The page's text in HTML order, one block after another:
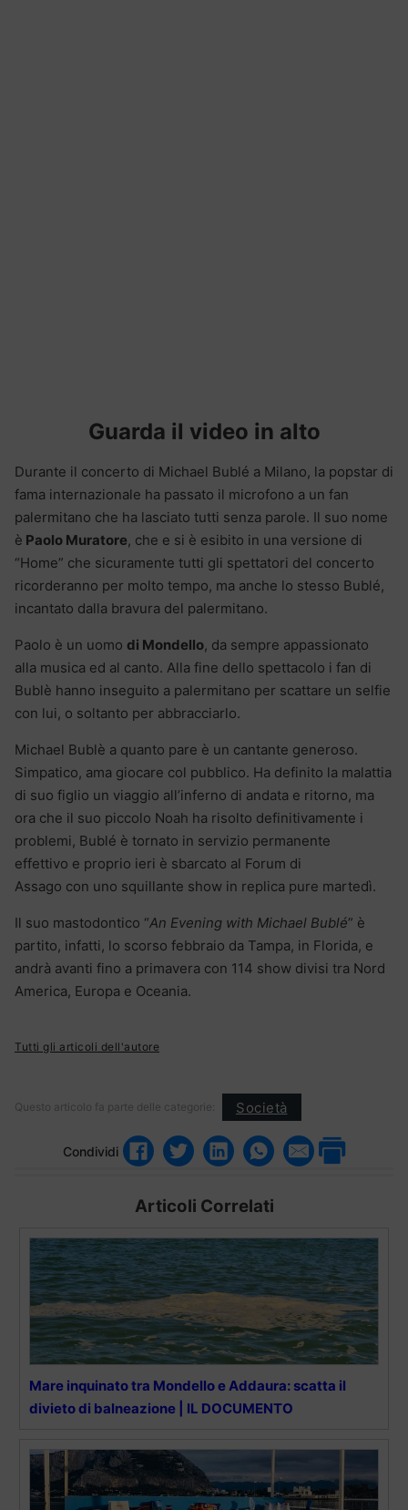
Guarda il video in alto
Durante il concerto di Michael Bublé a Milano, la popstar di
fama internazionale ha passato il microfono a un fan
palermitano che ha lasciato tutti senza parole. Il suo nome
è Paolo Muratore, che e si è esibito in una versione di
“Home” che sicuramente tutti gli spettatori del concerto
ricorderanno per molto tempo, ma anche lo stesso Bublé,
incantato dalla bravura del palermitano.
Paolo è un uomo di Mondello, da sempre appassionato
alla musica ed al canto. Alla fine dello spettacolo i fan di
Bublè hanno inseguito a palermitano per scattare un selfie
con lui, o soltanto per abbracciarlo.
Michael Bublè a quanto pare è un cantante generoso.
Simpatico, ama giocare col pubblico. Ha definito la malattia
di suo figlio un viaggio all’inferno di andata e ritorno, ma
ora che il suo piccolo Noah ha risolto definitivamente i
problemi, Bublé è tornato in servizio permanente
effettivo e proprio ieri è sbarcato al Forum di
Assago con uno squillante show in replica pure martedì.
Il suo mastodontico “An Evening with Michael Bublé” è
partito, infatti, lo scorso febbraio da Tampa, in Florida, e
andrà avanti fino a primavera con 114 show divisi tra Nord
America, Europa e Oceania.
Tutti gli articoli dell'autore
Questo articolo fa parte delle categorie: Società
Condividi
Articoli Correlati
Mare inquinato tra Mondello e Addaura: scatta il
divieto di balneazione | IL DOCUMENTO